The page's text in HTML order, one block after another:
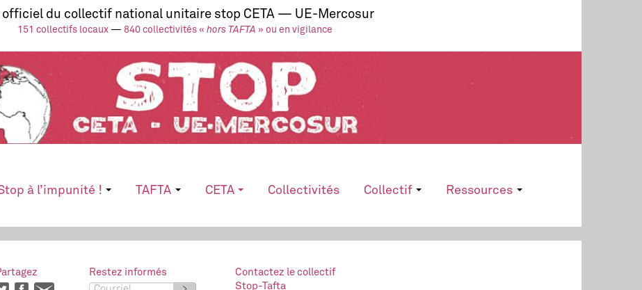
officiel du collectif national unitaire stop CETA — UE-Mercosur
151 collectifs locaux— 840 collectivités « hors TAFTA » ou en vigilance
à l’impunité ! TAFTA CETA Collectivités Collectif Ressources
Restez informés
Contactez le collectif
Stop-Tafta